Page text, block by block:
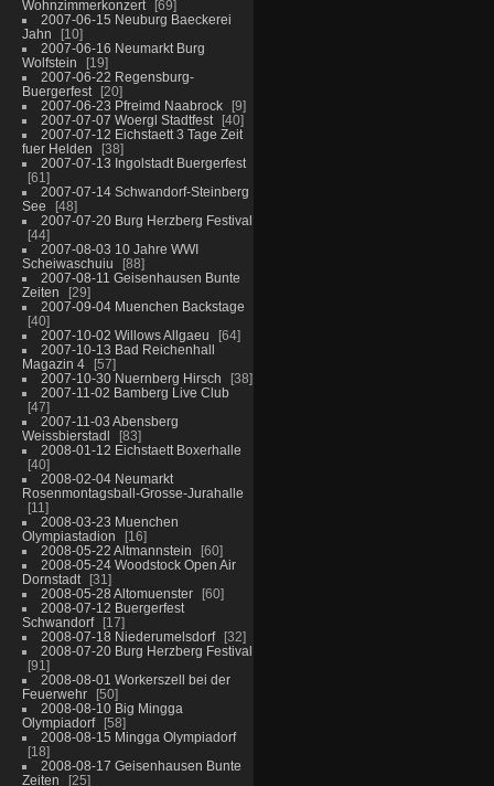
Wohnzimmerkonzert
69
2007-06-15 Neuburg Baeckerei
Jahn
10
2007-06-16 Neumarkt Burg
Wolfstein
19
2007-06-22 Regensburg-
Buergerfest
20
2007-06-23 Pfreimd Naabrock
9
2007-07-07 Woergl Stadtfest
40
2007-07-12 Eichstaett 3 Tage Zeit
fuer Helden
38
2007-07-13 Ingolstadt Buergerfest
61
2007-07-14 Schwandorf-Steinberg
See
48
2007-07-20 Burg Herzberg Festival
44
2007-08-03 10 Jahre WWI
Scheiwaschuiu
88
2007-08-11 Geisenhausen Bunte
Zeiten
29
2007-09-04 Muenchen Backstage
40
2007-10-02 Willows Allgaeu
64
2007-10-13 Bad Reichenhall
Magazin 4
57
2007-10-30 Nuernberg Hirsch
38
2007-11-02 Bamberg Live Club
47
2007-11-03 Abensberg
Weissbierstadl
83
2008-01-12 Eichstaett Boxerhalle
40
2008-02-04 Neumarkt
Rosenmontagsball-Grosse-Jurahalle
11
2008-03-23 Muenchen
Olympiastadion
16
2008-05-22 Altmannstein
60
2008-05-24 Woodstock Open Air
Dornstadt
31
2008-05-28 Altomuenster
60
2008-07-12 Buergerfest
Schwandorf
17
2008-07-18 Niederumelsdorf
32
2008-07-20 Burg Herzberg Festival
91
2008-08-01 Workerszell bei der
Feuerwehr
50
2008-08-10 Big Mingga
Olympiadorf
58
2008-08-15 Mingga Olympiadorf
18
2008-08-17 Geisenhausen Bunte
Zeiten
25